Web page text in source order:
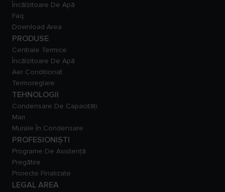
Încălzitoare De Apă
Faq
Download Area
PRODUSE
Centrale Termice
Încălzitoare De Apă
Aer Condiționat
Termoreglare
TEHNOLOGII
Condensare De Capacităţi
Mari
Murale În Condensare
PROFESIONIȘTI
Programe De Asistență
Pregătire
Proiecte Finalizate
LEGAL AREA